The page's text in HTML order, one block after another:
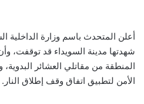
أعلن المتحدث باسم وزارة الداخلية
شهدتها مدينة السويداء قد توقفت،
المنطقة من مقاتلي العشائر
الأمن لتطبيق اتفاق وقف إطلاق النار.